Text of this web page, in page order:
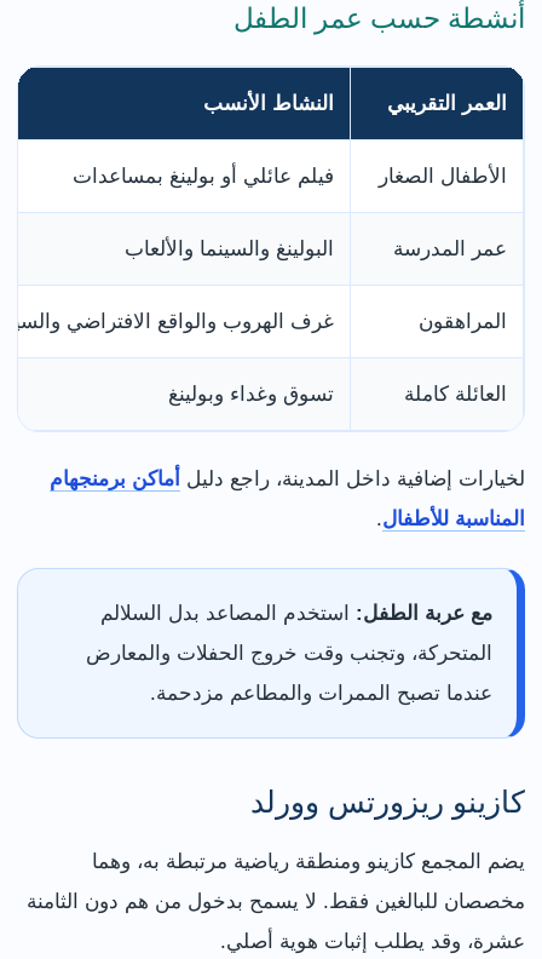
أنشطة حسب عمر الطفل
العمر التقريبي النشاط الأنسب
الأطفال الصغار فيلم عائلي أو بولينغ بمساعدات
عمر المدرسة البولينغ والسينما والألعاب
المراهقون غرف الهروب والواقع الافتراضي
العائلة كاملة تسوق وغداء وبولينغ
لخيارات إضافية داخل المدينة، راجع دليل أماكن برمنجهام
المناسبة للأطفال.
مع عربة الطفل: استخدم المصاعد بدل السلالم
المتحركة، وتجنب وقت خروج الحفلات والمعارض
عندما تصبح الممرات والمطاعم مزدحمة.
كازينو ريزورتس وورلد
يضم المجمع كازينو ومنطقة رياضية مرتبطة به، وهما
مخصصان للبالغين فقط. لا يسمح بدخول من هم دون الثامنة
عشرة، وقد يطلب إثبات هوية أصلي.